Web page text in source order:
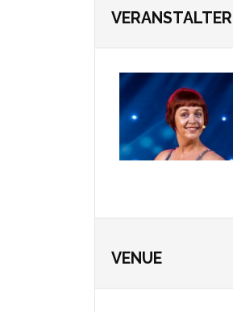
VERANSTALTER
VENUE